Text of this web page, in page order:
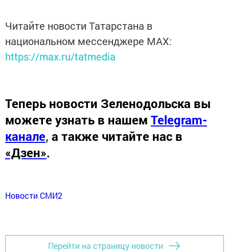
Читайте новости Татарстана в
национальном мессенджере MАХ:
https://max.ru/tatmedia
Теперь новости Зеленодольска вы
можете узнать в нашем Telegram-
канале, а также читайте нас в
«Дзен».
Новости СМИ2
Перейти на страницу новости